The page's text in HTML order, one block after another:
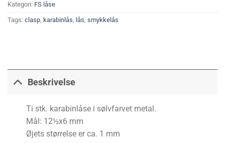
Kategori: FS låse
Tags: clasp, karabinlås, lås, smykkelås
Beskrivelse
Ti stk. karabinlåse i sølvfarvet metal.
Mål: 12½x6 mm
Øjets størrelse er ca. 1 mm